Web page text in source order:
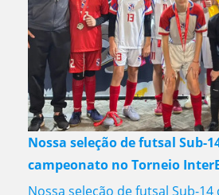
Nossa seleção de futsal Sub-
campeonato no Torneio
Nossa seleção de futsal Sub-